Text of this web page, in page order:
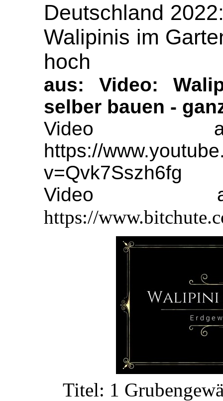
Deutschland
Walipinis im
hoch
aus: Video:
selber bauen -
Video
https://
v=Qvk7Sszh6fg
Video
https://
Titel: 1